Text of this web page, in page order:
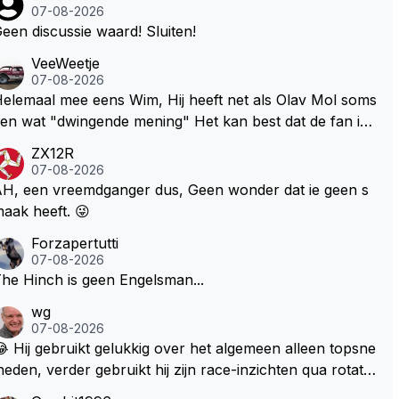
07-08-2026
discussie waard! Sluiten!
VeeWeetje
07-08-2026
mee eens Wim, Hij heeft net als Olav Mol soms
wat "dwingende mening" Het kan best dat de fan in
te roepen. Maar in een tijd zonder races zijn dit leuke
ZX12R
07-08-2026
een vreemdganger dus, Geen wonder dat ie geen s
heeft. 😜
Forzapertutti
07-08-2026
Hinch is geen Engelsman...
wg
07-08-2026
Hij gebruikt gelukkig over het algemeen alleen topsne
verder gebruikt hij zijn race-inzichten qua rotati